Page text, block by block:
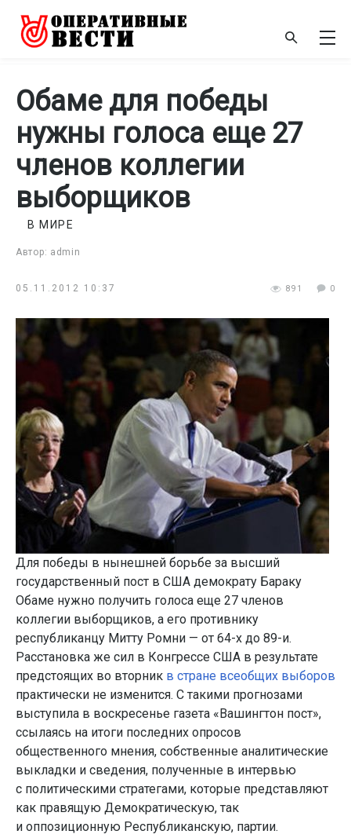
Обаме для победы
нужны голоса еще 27
членов коллегии
выборщиков
Автор: admin
В МИРЕ
05.11.2012 10:37 891 0
Для победы в нынешней борьбе за высший
государственный пост в США демократу Бараку
Обаме нужно получить голоса еще 27 членов
коллегии выборщиков, а его противнику
республиканцу Митту Ромни — от 64-х до 89-и.
Расстановка же сил в Конгрессе США в результате
предстоящих во вторник в стране всеобщих выборов
практически не изменится. С такими прогнозами
выступила в воскресенье газета «Вашингтон пост»,
ссылаясь на итоги последних опросов
общественного мнения, собственные аналитические
выкладки и сведения, полученные в интервью
с политическими стратегами, которые представляют
как правящую Демократическую, так
и оппозиционную Республиканскую, партии.